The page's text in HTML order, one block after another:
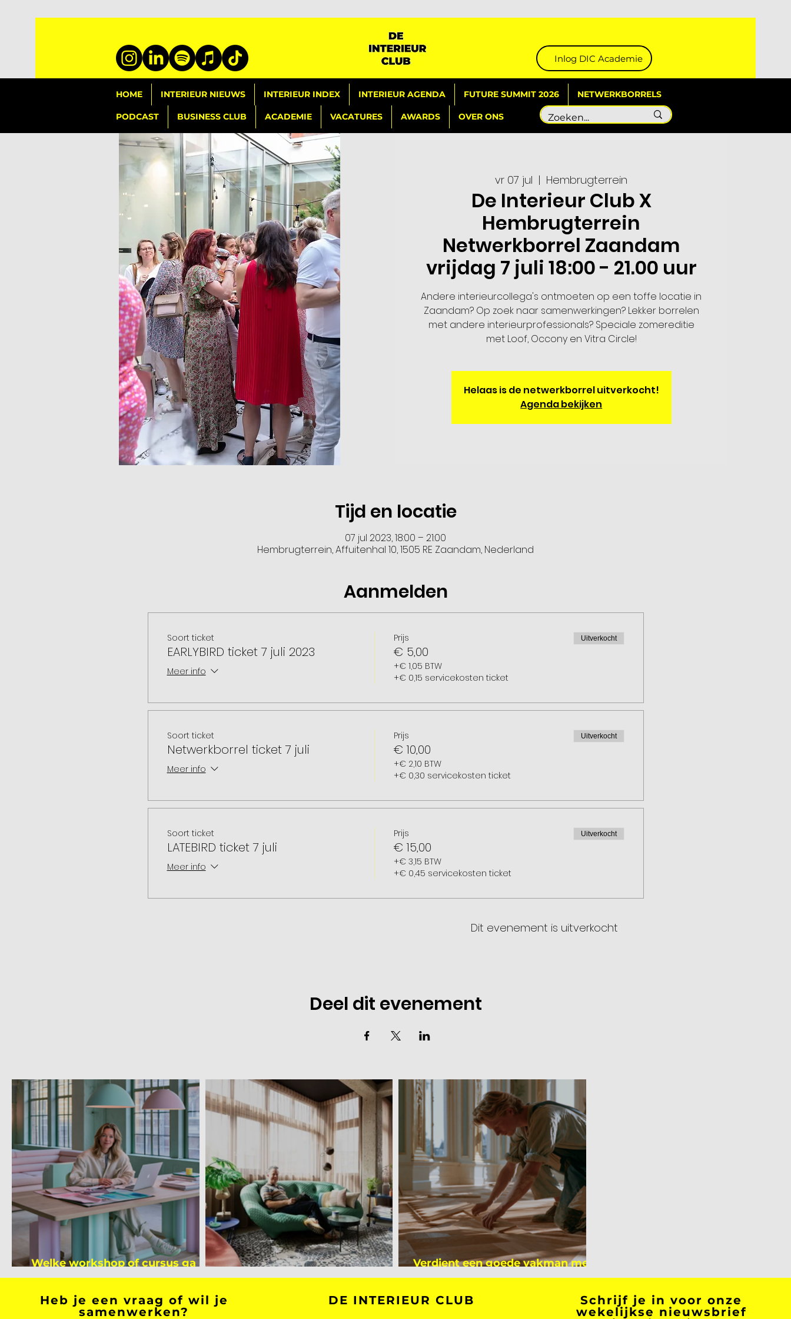
Inlog DIC Academie
HOME INTERIEUR NIEUWS INTERIEUR INDEX INTERIEUR AGENDA FUTURE SUMMIT 2026 NETWERKBORRELS
PODCAST BUSINESS CLUB ACADEMIE VACATURES AWARDS OVER ONS
vr 07 jul
  |
Hembrugterrein
De Interieur Club X
Hembrugterrein
Netwerkborrel Zaandam
vrijdag 7 juli 18:00 - 21.00 uur
Andere interieurcollega's ontmoeten op een toffe locatie in
Zaandam? Op zoek naar samenwerkingen? Lekker borrelen
met andere interieurprofessionals? Speciale zomereditie
met Loof, Occony en Vitra Circle!
Helaas is de netwerkborrel uitverkocht!
Agenda bekijken
Tijd en locatie
07 jul 2023, 18:00 – 21:00
Hembrugterrein, Affuitenhal 10, 1505 RE Zaandam, Nederland
Aanmelden
Soort ticket
EARLYBIRD ticket 7 juli 2023
Meer info
Prijs
€ 5,00
+€ 1,05 BTW
+€ 0,15 servicekosten ticket
Uitverkocht
Soort ticket
Netwerkborrel ticket 7 juli
Meer info
Prijs
€ 10,00
+€ 2,10 BTW
+€ 0,30 servicekosten ticket
Uitverkocht
Soort ticket
LATEBIRD ticket 7 juli
Meer info
Prijs
€ 15,00
+€ 3,15 BTW
+€ 0,45 servicekosten ticket
Uitverkocht
Dit evenement is uitverkocht
Deel dit evenement
Welke workshop of cursus ga jij
volgen na je vakantie?
Binnenkijker bij Mark Mutsaers
Verdient een goede vakman meer
dan een gemiddelde academicus?
Heb je een vraag of wil je
samenwerken?
DE INTERIEUR CLUB
Schrijf je in voor onze
wekelijkse nieuwsbrief